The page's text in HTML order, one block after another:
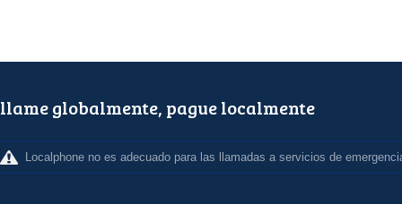
llame globalmente, pague localmente
Localphone no es adecuado para las llamadas a servicios de